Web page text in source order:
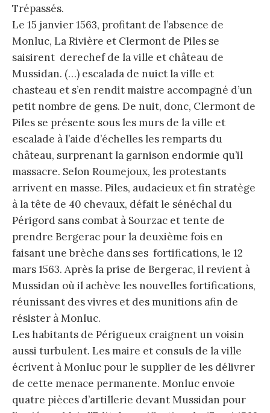
Trépassés.
Le 15 janvier 1563, profitant de l’absence de
Monluc, La Rivière et Clermont de Piles se
saisirent derechef de la ville et château de
Mussidan. (…) escalada de nuict la ville et
chasteau et s’en rendit maistre accompagné d’un
petit nombre de gens. De nuit, donc, Clermont de
Piles se présente sous les murs de la ville et
escalade à l’aide d’échelles les remparts du
château, surprenant la garnison endormie qu’il
massacre. Selon Roumejoux, les protestants
arrivent en masse. Piles, audacieux et fin stratège
à la tête de 40 chevaux, défait le sénéchal du
Périgord sans combat à Sourzac et tente de
prendre Bergerac pour la deuxième fois en
faisant une brèche dans ses fortifications, le 12
mars 1563. Après la prise de Bergerac, il revient à
Mussidan où il achève les nouvelles fortifications,
réunissant des vivres et des munitions afin de
résister à Monluc.
Les habitants de Périgueux craignent un voisin
aussi turbulent. Les maire et consuls de la ville
écrivent à Monluc pour le supplier de les délivrer
de cette menace permanente. Monluc envoie
quatre pièces d’artillerie devant Mussidan pour